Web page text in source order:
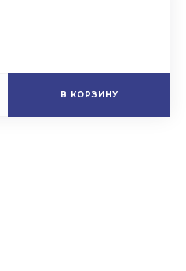
В КОРЗИНУ